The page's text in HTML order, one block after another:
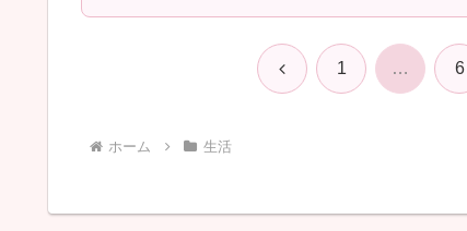
前 1 … 6
ホーム 生活